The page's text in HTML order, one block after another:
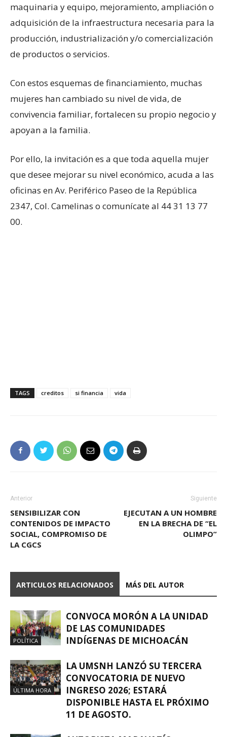
maquinaria y equipo, mejoramiento, ampliación o
adquisición de la infraestructura necesaria para la
producción, industrialización y/o comercialización
de productos o servicios.
Con estos esquemas de financiamiento, muchas
mujeres han cambiado su nivel de vida, de
convivencia familiar, fortalecen su propio negocio y
apoyan a la familia.
Por ello, la invitación es a que toda aquella mujer
que desee mejorar su nivel económico, acuda a las
oficinas en Av. Periférico Paseo de la República
2347, Col. Camelinas o comunícate al 44 31 13 77
00.
TAGS creditos si financia vida
Anterior
SENSIBILIZAR CON
CONTENIDOS DE IMPACTO
SOCIAL, COMPROMISO DE
LA CGCS
Siguiente
EJECUTAN A UN HOMBRE
EN LA BRECHA DE “EL
OLIMPO”
ARTICULOS RELACIONADOS MÁS DEL AUTOR
POLÍTICA
CONVOCA MORÓN A LA UNIDAD
DE LAS COMUNIDADES
INDÍGENAS DE MICHOACÁN
ÚLTIMA HORA
LA UMSNH LANZÓ SU TERCERA
CONVOCATORIA DE NUEVO
INGRESO 2026; ESTARÁ
DISPONIBLE HASTA EL PRÓXIMO
11 DE AGOSTO.